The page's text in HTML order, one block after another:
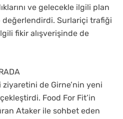
ve gelecekle ilgili plan
Surlariçi trafiği
fikir alışverişinde de
de Girne’nin yeni
Food For Fit’in
Ataker ile sohbet eden